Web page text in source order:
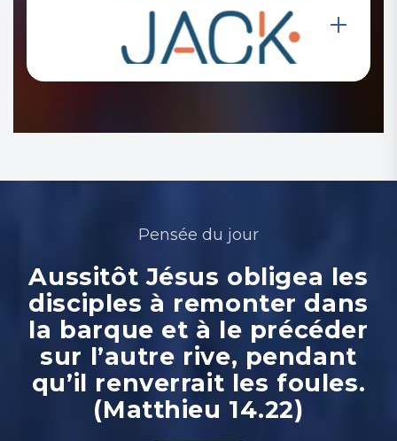
Pensée du jour
Aussitôt Jésus obligea les
disciples à remonter dans
la barque et à le précéder
sur l’autre rive, pendant
qu’il renverrait les foules.
(Matthieu 14.22)